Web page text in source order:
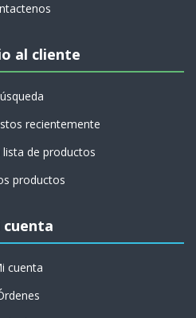
al cliente
recientemente
de productos
productos
cuenta
cuenta